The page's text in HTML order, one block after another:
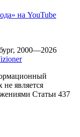
на YouTube
2000—2026
не является
Статьи 437